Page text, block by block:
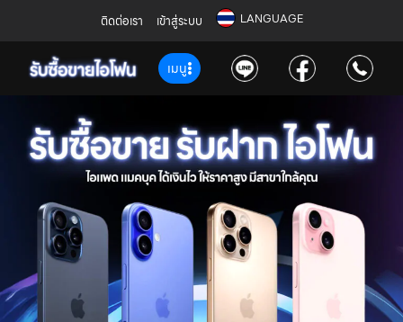
ติดต่อเรา เข้าสู่ระบบ LANGUAGE
เมนู